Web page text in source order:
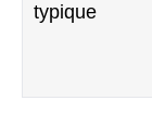
typique